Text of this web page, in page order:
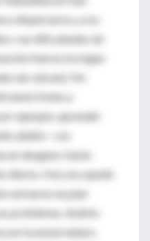
a dispersarse y a no
Las dificultades de
fueron el origen
de cálculo). No
frente a
ejemplo, aprender
adulto– con
en desgano, hasta
diurno. Hoy eso quedó
armaron un plan
problemas. Andrés
en la universidad y